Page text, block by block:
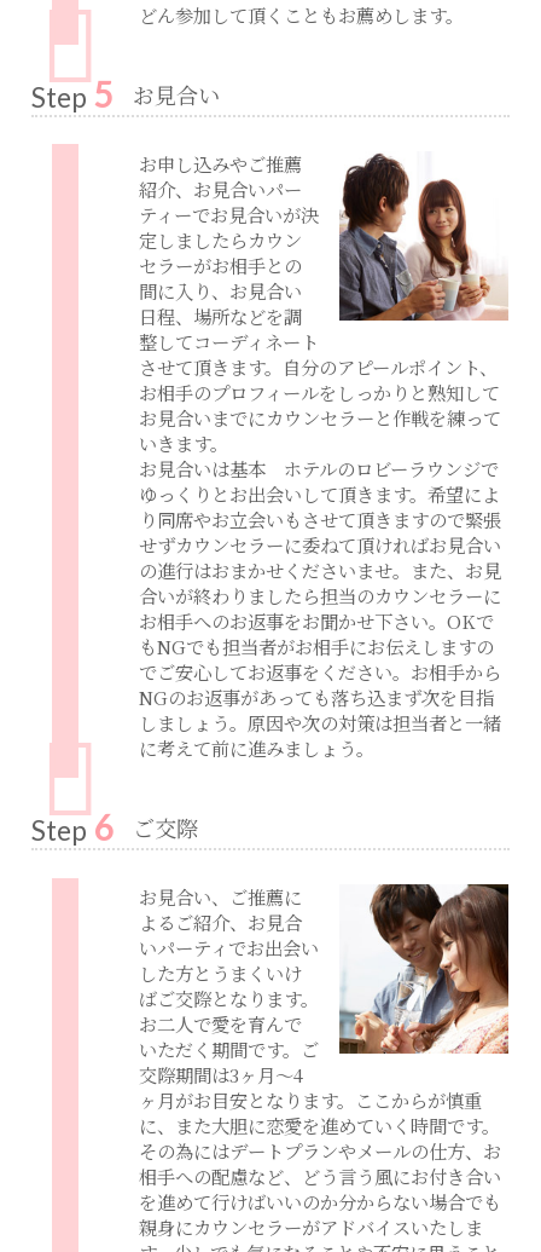
どん参加して頂くこともお薦めします。
Step 5 お見合い
お申し込みやご推薦
紹介、お見合いパー
ティーでお見合いが決
定しましたらカウン
セラーがお相手との
間に入り、お見合い
日程、場所などを調
整してコーディネート
させて頂きます。自分のアピールポイント、
お相手のプロフィールをしっかりと熟知して
お見合いまでにカウンセラーと作戦を練って
いきます。
お見合いは基本 ホテルのロビーラウンジで
ゆっくりとお出会いして頂きます。希望によ
り同席やお立会いもさせて頂きますので緊張
せずカウンセラーに委ねて頂ければお見合い
の進行はおまかせくださいませ。また、お見
合いが終わりましたら担当のカウンセラーに
お相手へのお返事をお聞かせ下さい。OKで
もNGでも担当者がお相手にお伝えしますの
でご安心してお返事をください。お相手から
NGのお返事があっても落ち込まず次を目指
しましょう。原因や次の対策は担当者と一緒
に考えて前に進みましょう。
Step 6 ご交際
お見合い、ご推薦に
よるご紹介、お見合
いパーティでお出会い
した方とうまくいけ
ばご交際となります。
お二人で愛を育んで
いただく期間です。ご
交際期間は3ヶ月～4
ヶ月がお目安となります。ここからが慎重
に、また大胆に恋愛を進めていく時間です。
その為にはデートプランやメールの仕方、お
相手への配慮など、どう言う風にお付き合い
を進めて行けばいいのか分からない場合でも
親身にカウンセラーがアドバイスいたしま